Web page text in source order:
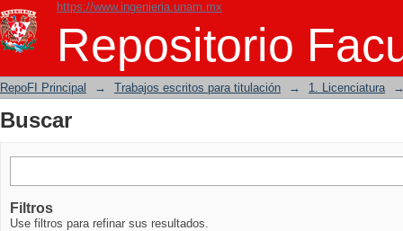
https://www.ingenieria.unam.mx
Repositorio
Buscar
RepoFI Principal → Trabajos escritos para titulación → 1. Licenciatura
Buscar
Filtros
Use filtros para refinar sus resultados.